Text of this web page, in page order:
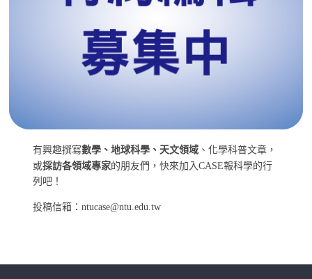
有興趣撰寫數學、地球科學、天文領域 、化學科普文章，
或採訪各領域專家的朋友們，快來加入CASE報科學的行
列吧！
投稿信箱：ntucase@ntu.edu.tw